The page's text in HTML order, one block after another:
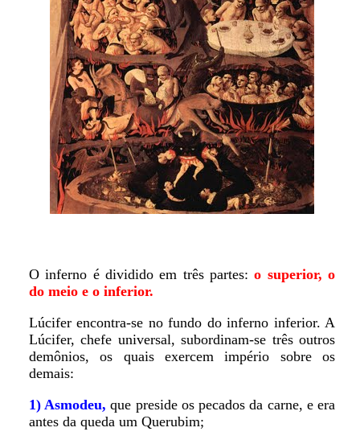
O inferno é dividido em três partes:o superior, o
do meio e o inferior.
Lúcifer encontra-se no fundo do inferno inferior. A
Lúcifer, chefe universal, subordinam-se três outros
demônios, os quais exercem império sobre os
demais:
1) Asmodeu, que preside os pecados da carne, e era
antes da queda um Querubim;